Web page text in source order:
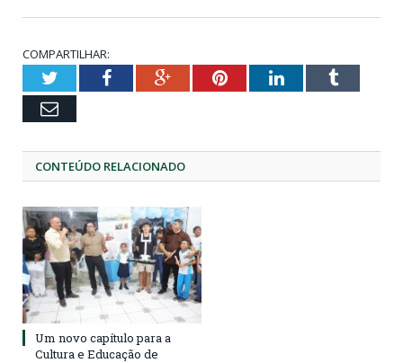
COMPARTILHAR:
TwitterFacebookGoogle+PinterestLinkedInTumblr
Email
CONTEÚDO RELACIONADO
Um novo capítulo para a
Cultura e Educação de